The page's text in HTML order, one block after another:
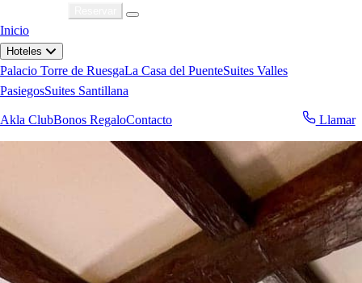
Inicio
Hoteles
Palacio Torre de RuesgaLa Casa del PuenteSuites Valles
PasiegosSuites Santillana
Akla ClubBonos RegaloContacto Llamar